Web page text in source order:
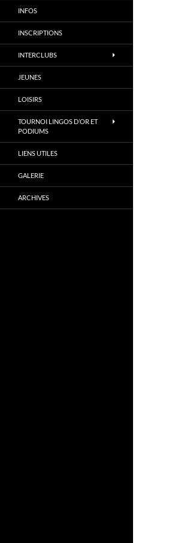
INFOS
INSCRIPTIONS
INTERCLUBS
JEUNES
LOISIRS
TOURNOI LINGOS D’OR ET
PODIUMS
LIENS UTILES
GALERIE
ARCHIVES